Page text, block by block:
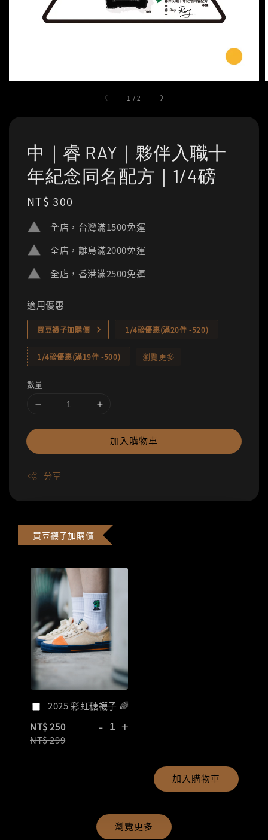
1 /2
中｜睿 RAY｜夥伴入職十
年紀念同名配方｜1/4磅
Regular
NT$ 300
全店，台灣滿1500免運
全店，離島滿2000免運
全店，香港滿2500免運
適用優惠
買豆襪子加購價 1/4磅優惠(滿20件 -520)
1/4磅優惠(滿19件 -500) 瀏覽更多
數量
加入購物車
分享
買豆襪子加購價
2025 彩虹糖襪子 🌈
NT$ 250
NT$ 299
- +
加入購物車
瀏覽更多